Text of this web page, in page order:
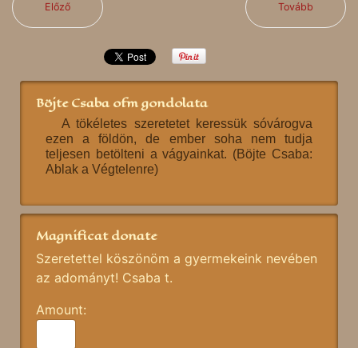
Előző Tovább
Böjte Csaba ofm gondolata
A tökéletes szeretetet keressük sóvárogva
ezen a földön, de ember soha nem tudja
teljesen betölteni a vágyainkat. (Böjte Csaba:
Ablak a Végtelenre)
Magnificat donate
Szeretettel köszönöm a gyermekeink nevében
az adományt! Csaba t.
Amount: